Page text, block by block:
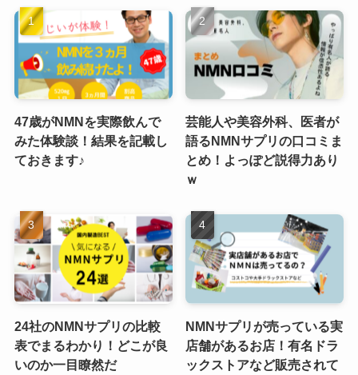
47歳がNMNを実際飲んで
みた体験談！結果を記載し
ておきます♪
芸能人や美容外科、医者が
語るNMNサプリの口コミま
とめ！よっぽど説得力あり
ｗ
24社のNMNサプリの比較
表でまるわかり！どこが良
いのか一目瞭然だ
NMNサプリが売っている実
店舗があるお店！有名ドラ
ックストアなど販売されて